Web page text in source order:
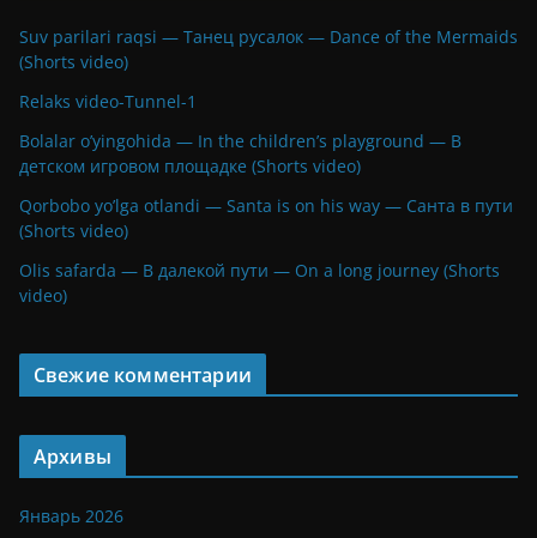
Suv parilari raqsi — Танец русалок — Dance of the Mermaids
(Shorts video)
Relaks video-Tunnel-1
Bolalar o’yingohida — In the children’s playground — В
детском игровом площадке (Shorts video)
Qorbobo yo’lga otlandi — Santa is on his way — Санта в пути
(Shorts video)
Olis safarda — В далекой пути — On a long journey (Shorts
video)
Свежие комментарии
Архивы
Январь 2026